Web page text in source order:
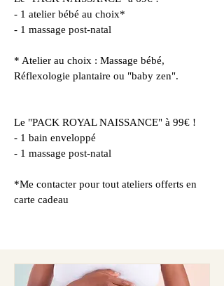
- 1 atelier bébé au choix*
- 1 massage post-natal
* Atelier au choix : Massage bébé,
Réflexologie plantaire ou "baby zen".
Le "PACK ROYAL NAISSANCE" à 99€ !
- 1 bain enveloppé
- 1 massage post-natal
*Me contacter pour tout ateliers offerts en
carte cadeau